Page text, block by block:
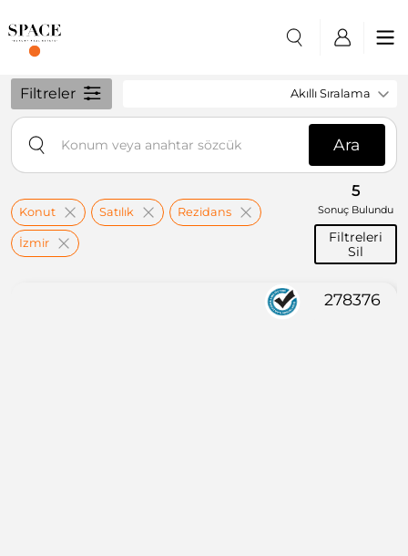
Filtreler Akıllı Sıralama
Ara
Konut Satılık Rezidans
İzmir
5
Sonuç Bulundu
Filtreleri
Sil
278376